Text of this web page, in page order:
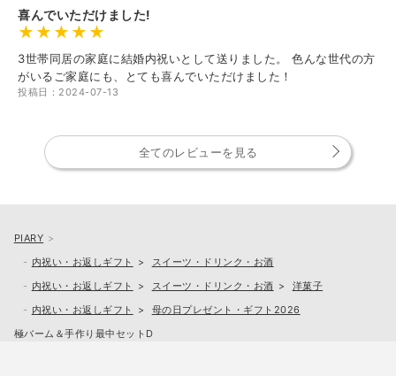
喜んでいただけました!
3世帯同居の家庭に結婚内祝いとして送りました。 色んな世代の方
がいるご家庭にも、とても喜んでいただけました！
投稿日：2024-07-13
全てのレビューを見る
PIARY
内祝い・お返しギフト
スイーツ・ドリンク・お酒
内祝い・お返しギフト
スイーツ・ドリンク・お酒
洋菓子
内祝い・お返しギフト
母の日プレゼント・ギフト2026
極バーム＆手作り最中セットD